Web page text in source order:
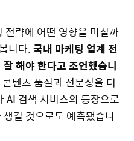
전략에 어떤 영향을 미칠까
니다.국내 마케팅 업계 전
해야 한다고 조언했습니
텐츠 품질과 전문성을 더
AI 검색 서비스의 등장으로
길 것으로도 예측됐습니